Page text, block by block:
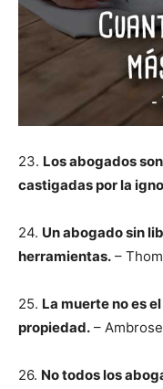
23. Los abogados
castigadas por la
24. Un abogado sin
herramientas. –
25. La muerte no es
propiedad. –
26. No todos los